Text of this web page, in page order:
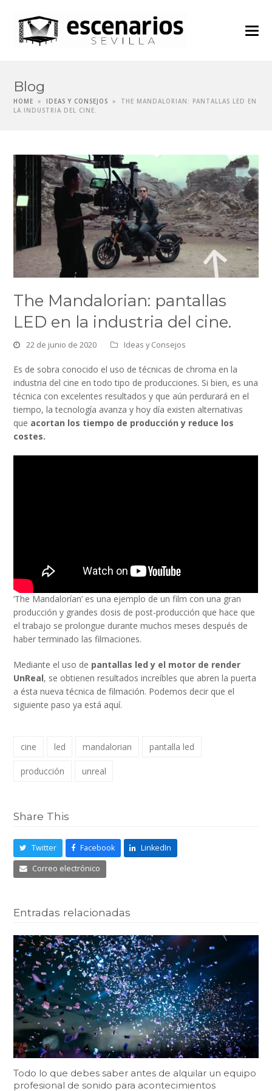
Blog
HOME » IDEAS Y CONSEJOS »
THE MANDALORIAN: PANTALLAS LED EN
LA INDUSTRIA DEL CINE.
The Mandalorian: pantallas
LED en la industria del cine.
22 de junio de 2020 Ideas y Consejos
Es de sobra conocido el uso de técnicas de chroma en la
industria del cine en todo tipo de producciones. Si bien, es una
técnica con excelentes resultados y que aún perdurará en el
tiempo, la tecnología avanza y hoy día existen alternativas
que acortan los tiempo de producción y reduce los
costes.
‘The Mandalorían’ es una ejemplo de un film con una gran
producción y grandes dosis de post-producción que hace que
el trabajo se prolongue durante muchos meses después de
haber terminado las filmaciones.
Mediante el uso de pantallas led y el motor de render
UnReal, se obtienen resultados increíbles que abren la puerta
a ésta nueva técnica de filmación. Podemos decir que el
siguiente paso ya está aquí.
cine led mandalorian pantalla led
producción unreal
Share This
Twitter Facebook LinkedIn
Correo electrónico
Entradas relacionadas
Todo lo que debes saber antes de alquilar un equipo
profesional de sonido para acontecimientos